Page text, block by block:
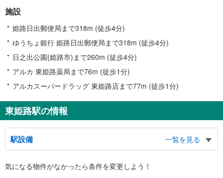
施設
姫路日出郵便局まで318m (徒歩4分)
ゆうちょ銀行 姫路日出郵便局まで318m (徒歩4分)
日之出公園(姫路市)まで260m (徒歩4分)
アルカ 東姫路薬局まで76m (徒歩1分)
アルカスーパードラッグ 東姫路店まで77m (徒歩1分)
東姫路駅の情報
駅設備
一覧を見る
※段差なしでの移動経路
気になる物件がなかったら条件を変更しよう！